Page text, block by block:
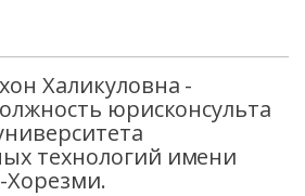
Халикуловна -
юрисконсульта
технологий имени
Хорезми.